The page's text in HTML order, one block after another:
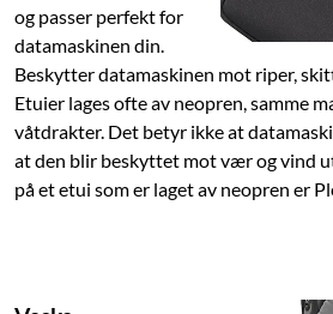
og passer perfekt for
datamaskinen din.
Beskytter datamaskinen mot riper,
Etuier lages ofte av neopren, samme
våtdrakter. Det betyr ikke at
at den blir beskyttet mot vær og vind
på et etui som er laget av neopren er